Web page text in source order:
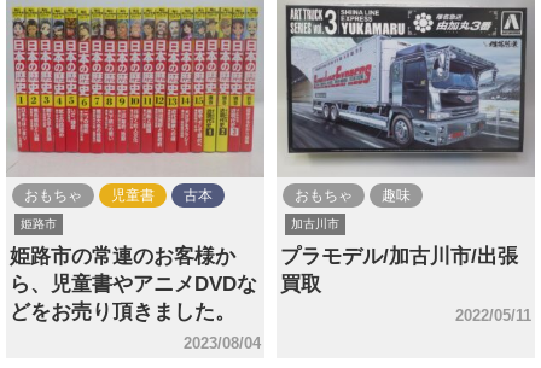
おもちゃ 児童書 古本
姫路市
姫路市の常連のお客様か
ら、児童書やアニメDVDな
どをお売り頂きました。
2023/08/04
おもちゃ 趣味
加古川市
プラモデル/加古川市/出張
買取
2022/05/11